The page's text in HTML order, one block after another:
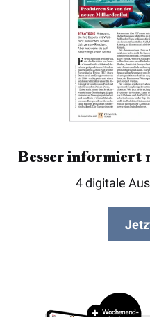
Besser informiert
4 digitale